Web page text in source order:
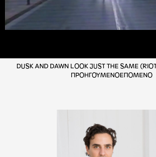
DUSK AND DAWN LOOK JUST THE SAME
ΠΡΟΗΓΟΥΜΕΝΟΕΠΟΜΕΝΟ